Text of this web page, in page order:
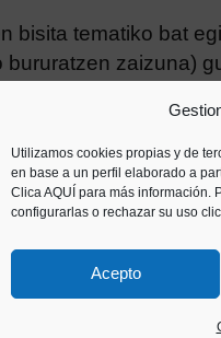
Utilizamos cookies propias y de
en base a un perfil elaborado a
Clica AQUÍ para más información.
configurarlas o rechazar su uso
Acepto
bisita tematiko bat
zaizuna)